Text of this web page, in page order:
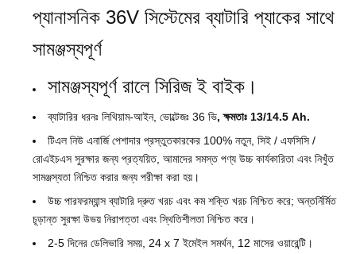
প্যানাসনিক 36V সিস্টেমের ব্যাটারি প্যাকের সাথে
সামঞ্জস্যপূর্ণ
সামঞ্জস্যপূর্ণ রালে সিরিজ ই বাইক।
ব্যাটারির ধরনঃ লিথিয়াম-আইন, ভোল্টেজঃ 36 ভি, ক্ষমতাঃ 13/14.5 Ah.
টিএল নিউ এনার্জি পেশাদার প্রস্তুতকারকের 100% নতুন, সিই / এফসিসি /
রোএইচএস সুরক্ষার জন্য প্রত্যয়িত, আমাদের সমস্ত পণ্য উচ্চ কার্যকারিতা এবং নিখুঁত
সামঞ্জস্যতা নিশ্চিত করার জন্য পরীক্ষা করা হয়।
উচ্চ পারফরম্যান্স ব্যাটারি দ্রুত খরচ এবং কম শক্তি খরচ নিশ্চিত করে; অন্তর্নির্মিত
চূড়ান্ত সুরক্ষা উভয় নিরাপত্তা এবং স্থিতিশীলতা নিশ্চিত করে।
2-5 দিনের ডেলিভারি সময়, 24 x 7 ইমেইল সমর্থন, 12 মাসের ওয়ারেন্টি।